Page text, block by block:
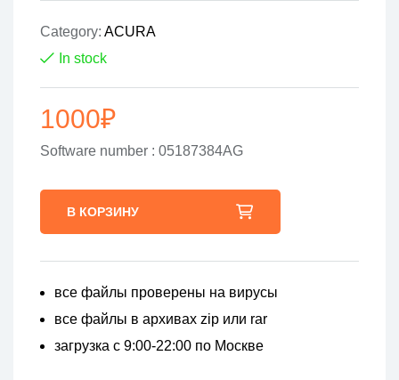
Category: ACURA
In stock
1000₽
Software number : 05187384AG
В КОРЗИНУ
все файлы проверены на вирусы
все файлы в архивах zip или rar
загрузка с 9:00-22:00 по Москве